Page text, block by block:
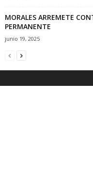
MORALES ARREMETE
PERMANENTE
junio 19, 2025